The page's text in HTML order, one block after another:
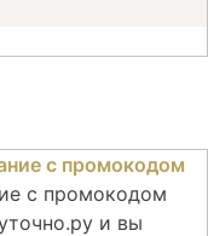
с промокодом
и вы